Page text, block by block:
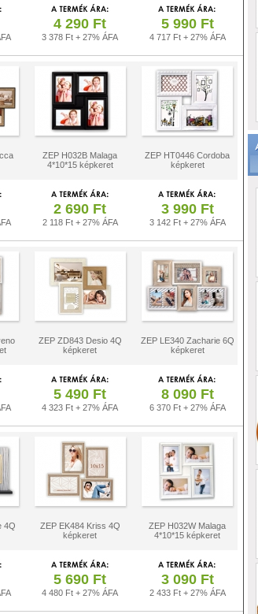
4 290 Ft
3 378 Ft + 27% ÁFA
5 990 Ft
4 717 Ft + 27% ÁFA
ZEP H032B Malaga
4*10*15 képkeret
ZEP HT0446 Cordoba
képkeret
2 690 Ft
2 118 Ft + 27% ÁFA
3 990 Ft
3 142 Ft + 27% ÁFA
ZEP ZD843 Desio 4Q
képkeret
ZEP LE340 Zacharie 6Q
képkeret
5 490 Ft
4 323 Ft + 27% ÁFA
8 090 Ft
6 370 Ft + 27% ÁFA
4Q
ZEP EK484 Kriss 4Q
képkeret
ZEP H032W Malaga
4*10*15 képkeret
5 690 Ft
4 480 Ft + 27% ÁFA
3 090 Ft
2 433 Ft + 27% ÁFA